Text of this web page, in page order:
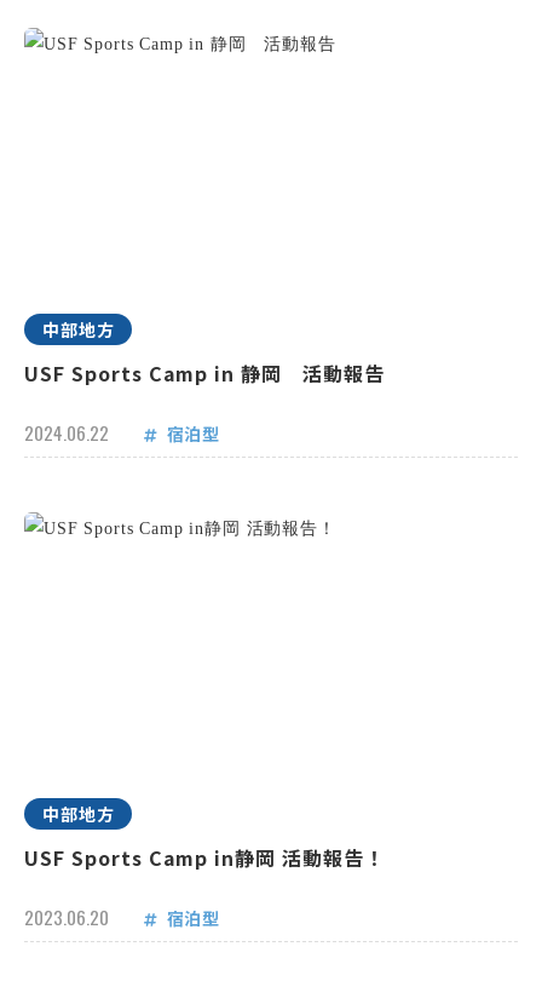
中部地方
USF Sports Camp in 静岡 活動報告
2024.06.22 宿泊型
中部地方
USF Sports Camp in静岡 活動報告！
2023.06.20 宿泊型